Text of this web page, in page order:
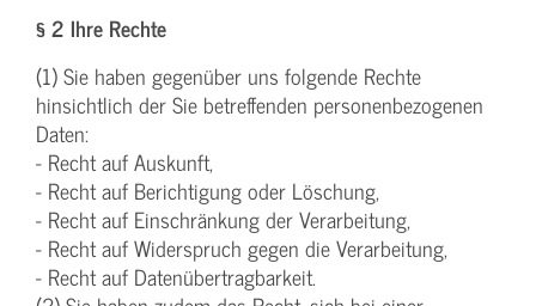
§ 2 Ihre Rechte
(1) Sie haben gegenüber uns folgende Rechte
hinsichtlich der Sie betreffenden personenbezogenen
Daten:
- Recht auf Auskunft,
- Recht auf Berichtigung oder Löschung,
- Recht auf Einschränkung der Verarbeitung,
- Recht auf Widerspruch gegen die Verarbeitung,
- Recht auf Datenübertragbarkeit.